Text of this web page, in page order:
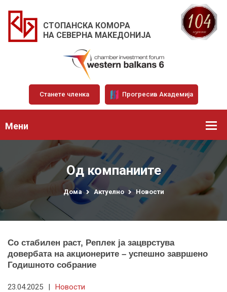
СТОПАНСКА КОМОРА
НА СЕВЕРНА МАКЕДОНИЈА
Станете членка Прогресив Академија
Мени
Од компаниите
Дома Актуелно Новости
Со стабилен раст, Реплек ја зацврстува
довербата на акционерите – успешно завршено
Годишното собрание
23.04.2025 | Новости